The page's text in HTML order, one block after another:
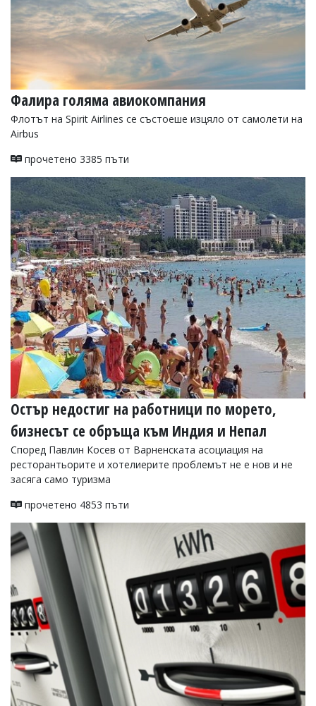
Фалира голяма авиокомпания
Флотът на Spirit Airlines се състоеше изцяло от самолети на
Airbus
прочетено 3385 пъти
Остър недостиг на работници по морето,
бизнесът се обръща към Индия и Непал
Според Павлин Косев от Варненската асоциация на
ресторантьорите и хотелиерите проблемът не е нов и не
засяга само туризма
прочетено 4853 пъти